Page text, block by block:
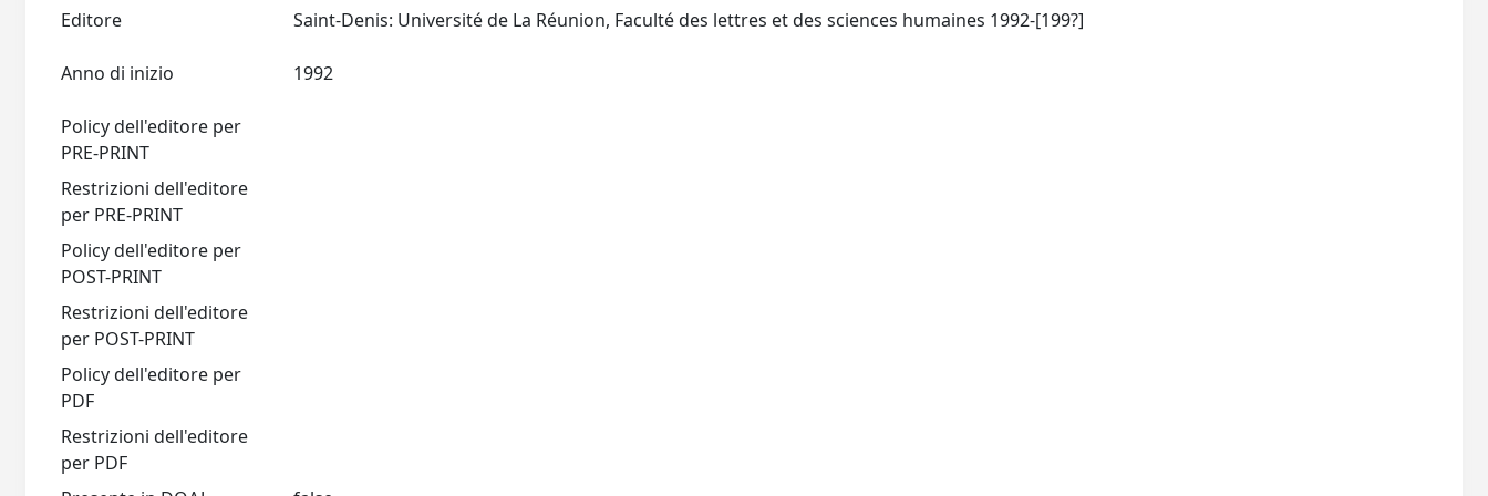
Editore
Anno di inizio
Policy dell'editore per
PRE-PRINT
Restrizioni dell'editore
per PRE-PRINT
Policy dell'editore per
POST-PRINT
Restrizioni dell'editore
per POST-PRINT
Policy dell'editore per
PDF
Restrizioni dell'editore
per PDF